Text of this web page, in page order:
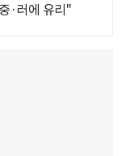
·러에 유리"